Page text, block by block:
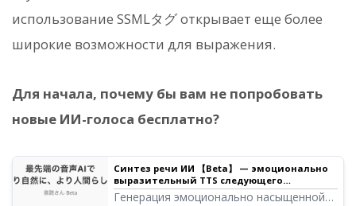
использование SSMLタグ открывает еще более
широкие возможности для выражения.
Для начала, почему бы вам не попробовать
новые ИИ-голоса бесплатно?
Синтез речи ИИ 【Beta】 — эмоционально
выразительный TTS следующего
поколения | Ondoku
Генерация эмоционально насыщенной